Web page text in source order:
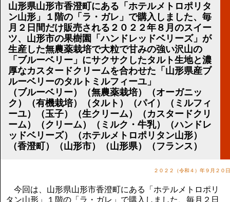
リンク集
顧問契約について
講演のご案内
気をつけたい法律のポイント
武田正男の独り言
山形県山形市香澄町にある「ホテルメトロポリタ
ン山形」１階の「ラ・ガレ」で購入しました、毎
月２日間だけ販売される２０２２年８月のスイー
ツ、山形市の果樹園「ハンドレッドベリーズ」が
生産した無農薬栽培で大粒で甘みの強い沢山の
「ブルーベリー」にサクサクしたタルト生地と濃
厚なカスタードクリームを合わせた「山形県産ブ
ルーベリーのタルトミルフィーユ」
（ブルーベリー）（無農薬栽培）（オーガニッ
ク）（有機栽培）（タルト）（パイ）（ミルフィ
ーユ）（玉子）（生クリーム）（カスタードクリ
ーム）（クリーム）（ミルク・牛乳）（ハンドレ
ッドベリーズ）（ホテルメトロポリタン山形）
（香澄町）（山形市）（山形県）（フランス）
２０２２（令和４）年９月２０日
今回は、山形県山形市香澄町にある「ホテルメトロポリ
タン山形」１階の「ラ・ガレ」で購入しました、毎月２日